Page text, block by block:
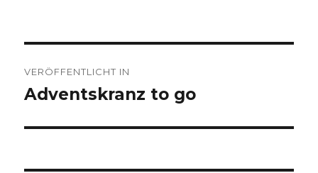
VERÖFFENTLICHT IN
Adventskranz to go